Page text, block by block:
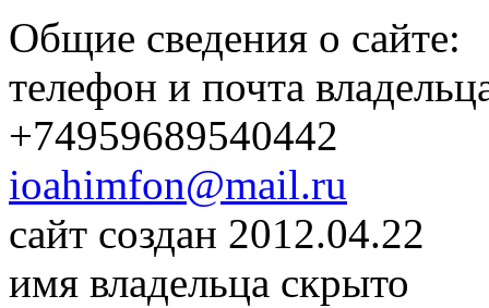
Общие сведения о сайте:
телефон и почта
+74959689540442
ioahimfon@mail.ru
сайт создан 2012.04.22
имя владельца скрыто